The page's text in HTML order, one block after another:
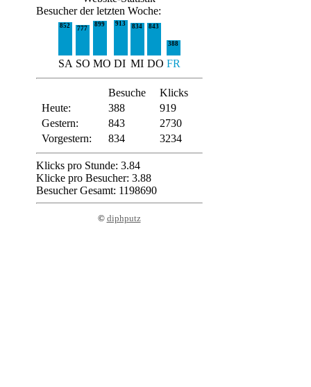
Besucher der letzten Woche:
852 777
899 913 834 843
388
SA SO MO DI MI DO FR
Besuche
Klicks
Heute:
388
919
Gestern:
843
2730
Vorgestern:
834 3234
Klicks pro Stunde: 3.84
Klicke pro Besucher: 3.88
Besucher Gesamt: 1198690
© diphputz